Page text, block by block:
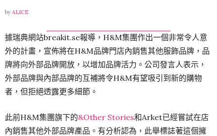
by ALICE
據瑞典網站breakit.se報導，H&M集團作出一個非常令人意
外的計畫，宣佈將在H&M品牌門店內銷售其他服飾品牌，品
牌將向外部品牌開放，以增加品牌活力。公司發言人表示，
外部品牌與內部品牌的互補將令H&M有望吸引到新的購物
者，但拒絕透露更多細節。
此前H&M集團旗下的&Other Stories和Arket已經嘗試在店
內銷售其他外部品牌產品。有分析認為，此舉標誌著這個擁